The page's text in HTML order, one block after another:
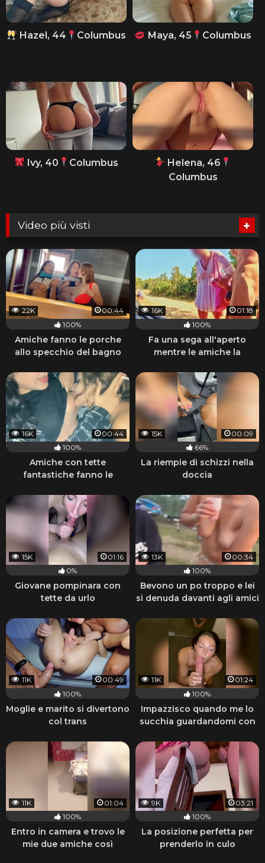
Hazel, 44 Columbus Maya, 45 Columbus
Ivy, 40 Columbus
Helena, 46
Columbus
Video più visti
22K
00:44
100%
Amiche fanno le porche
allo specchio del bagno
16K
01:18
100%
Fa una sega all'aperto
mentre le amiche la
16K
00:44
100%
Amiche con tette
fantastiche fanno le
15K
00:09
66%
La riempie di schizzi nella
doccia
15K
01:16
0%
Giovane pompinara con
tette da urlo
13K
00:34
100%
Bevono un po troppo e lei
si denuda davanti agli amici
11K
00:49
100%
Moglie e marito si divertono
col trans
11K
01:24
100%
Impazzisco quando me lo
succhia guardandomi con
11K
01:04
100%
Entro in camera e trovo le
mie due amiche così
9K
03:21
100%
La posizione perfetta per
prenderlo in culo